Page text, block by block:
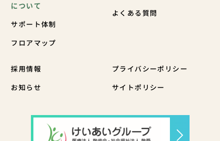
について
サポート体制
フロアマップ
よくある質問
採用情報
お知らせ
プライバシーポリシー
サイトポリシー